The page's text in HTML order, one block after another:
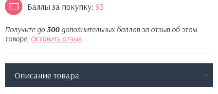
Баллы за покупку: 93
Получите до 300дополнительных баллов за отзыв об этом
товаре. Оставить отзыв.
Описание товара